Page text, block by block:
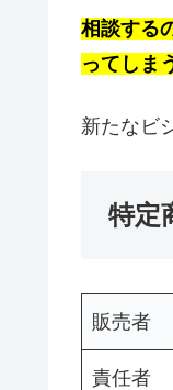
相談する
ってしま
新たなビ
特定
販売者
責任者